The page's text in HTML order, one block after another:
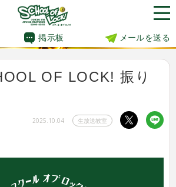
掲示板 メールを送る
OF LOCK! 振り
2025.10.04 生放送教室